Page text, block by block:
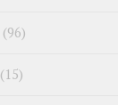
(96)
(15)